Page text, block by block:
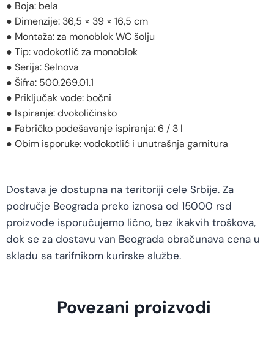
● Boja: bela
● Dimenzije: 36,5 × 39 × 16,5 cm
● Montaža: za monoblok WC šolju
● Tip: vodokotlić za monoblok
● Serija: Selnova
● Šifra: 500.269.01.1
● Priključak vode: bočni
● Ispiranje: dvokoličinsko
● Fabričko podešavanje ispiranja: 6 / 3 l
● Obim isporuke: vodokotlić i unutrašnja garnitura
Dostava je dostupna na teritoriji cele Srbije. Za
područje Beograda preko iznosa od 15000 rsd
proizvode isporučujemo lično, bez ikakvih troškova,
dok se za dostavu van Beograda obračunava cena u
skladu sa tarifnikom kurirske službe.
Povezani proizvodi